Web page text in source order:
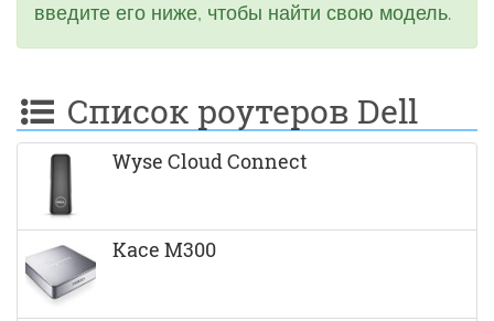
введите его ниже, чтобы найти свою модель.
Список роутеров Dell
Wyse Cloud Connect
Kace M300